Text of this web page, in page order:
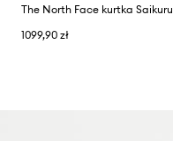
The North Face kurtka Saikuru
1099,90 zł